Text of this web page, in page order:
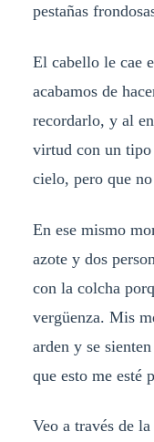
pestañas
El cabello le cae
acabamos de
recordarlo, y al
virtud con un tipo
cielo, pero que
En ese mismo
azote y dos
con la colcha
vergüenza. Mis
arden y se
que esto me esté
Veo a través de